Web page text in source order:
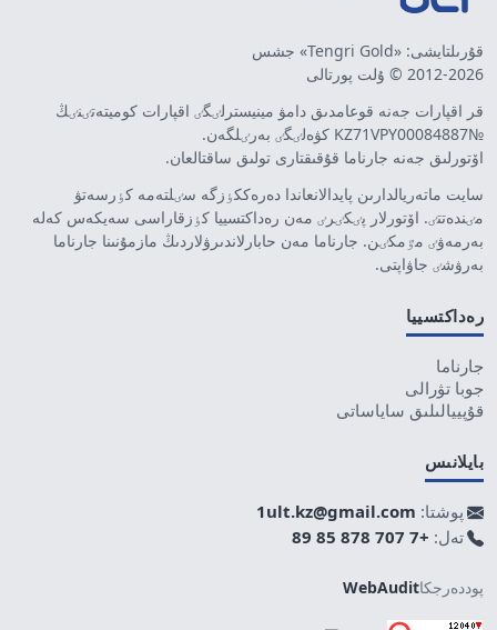
قۇرىلتايشى: «Tengri Gold» جشس
2012-2026 © ۇلت پورتالى
قر اقپارات جەنە قوعامدىق دامۋ مينيسترلٸگٸ اقپارات كوميتەتٸنٸڭ
№KZ71VPY00084887 كۋەلٸگٸ بەرٸلگەن.
اۆتورلىق جەنە جارناما قۇقىقتارى تولىق ساقتالعان.
سايت ماتەريالدارىن پايدالانعاندا دەرەككٶزگە سٸلتەمە كٶرسەتۋ
مٸندەتتٸ. اۆتورلار پٸكٸرٸ مەن رەداكتسييا كٶزقاراسى سەيكەس كەلە
بەرمەۋٸ مٷمكٸن. جارناما مەن حابارلاندىرۋلاردىڭ مازمۇنىنا جارناما
بەرۋشٸ جاۋاپتى.
رەداكتسييا
جارناما
جوبا تۋرالى
قۇپييالىلىق ساياساتى
بايلانىس
پوشتا: 1ult.kz@gmail.com
تەل: +7 707 878 85 89
پوددەرجكاWebAudit